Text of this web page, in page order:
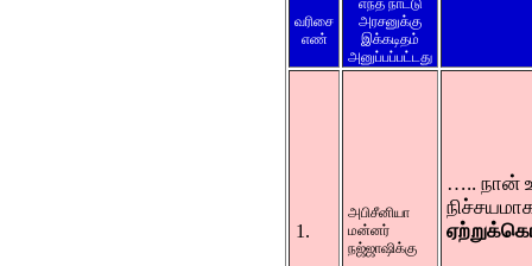
வரிசை
எண்
எந்த நாட்டு
அரசனுக்கு
இக்கடிதம்
அனுப்பப்பட்டது
1.
அபிசீனியா
மன்னர்
நஜ்ஜாஷிக்கு
….. நான்